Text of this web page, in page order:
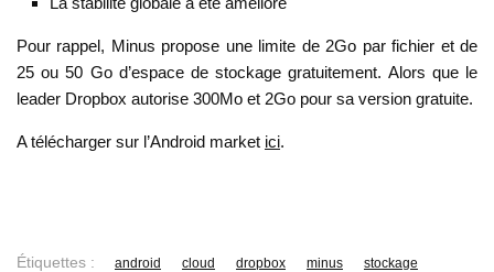
Pour rappel, Minus propose une limite de 2Go par fichier et de
25 ou 50 Go d’espace de stockage gratuitement. Alors que le
leader Dropbox autorise 300Mo et 2Go pour sa version gratuite.
A télécharger sur l’Android market ici.
Étiquettes : android cloud dropbox minus
stockage